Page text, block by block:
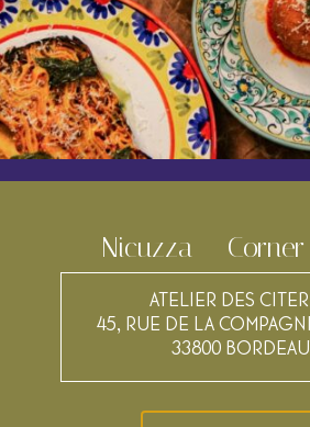
Nicuzza –
ATELIER DES
45, RUE DE LA
33800